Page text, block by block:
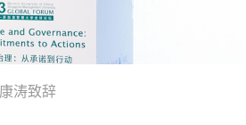
涛致辞